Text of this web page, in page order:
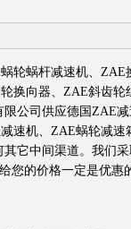
轮蜗杆减速机、ZAE
换向器、ZAE斜齿轮
限公司供应德国ZAE
速机、ZAE蜗轮减速
它中间渠道。 我们
您的价格一定是优惠